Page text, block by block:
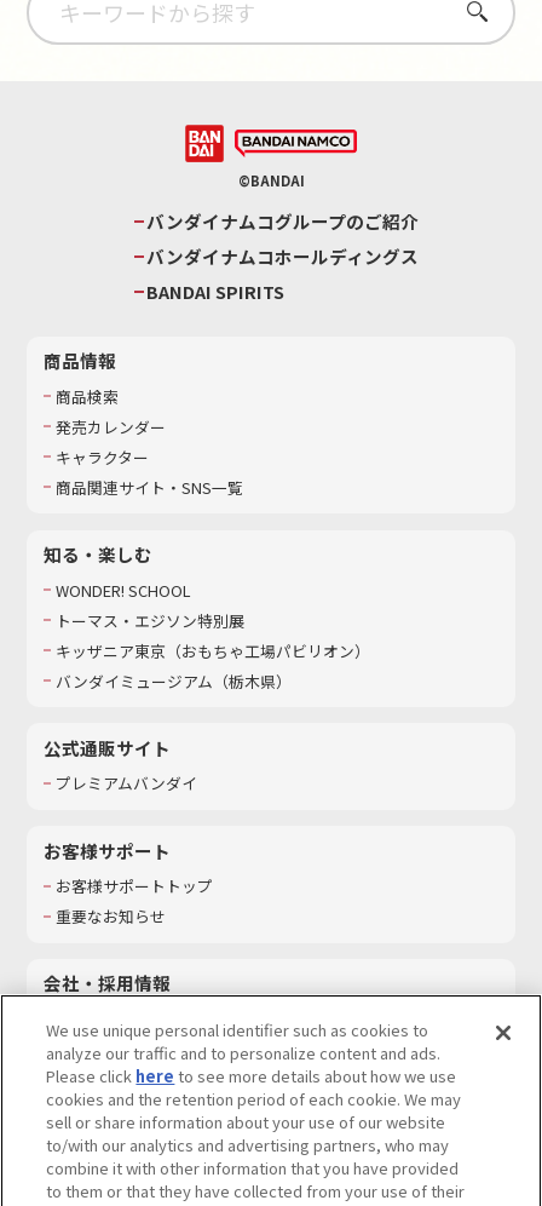
さがす
©BANDAI
バンダイナムコグループのご紹介
バンダイナムコホールディングス
BANDAI SPIRITS
商品情報
商品検索
発売カレンダー
キャラクター
商品関連サイト・SNS一覧
知る・楽しむ
WONDER! SCHOOL
トーマス・エジソン特別展
キッザニア東京（おもちゃ工場パビリオン）​
バンダイミュージアム（栃木県）
公式通販サイト
プレミアムバンダイ
お客様サポート
お客様サポートトップ
重要なお知らせ
会社・採用情報
採用情報
サステナビリティ
お問い合わせ
We use unique personal identifier such as cookies to
analyze our traffic and to personalize content and ads.
Please click here to see more details about how we use
cookies and the retention period of each cookie. We may
sell or share information about your use of our website
to/with our analytics and advertising partners, who may
combine it with other information that you have provided
to them or that they have collected from your use of their